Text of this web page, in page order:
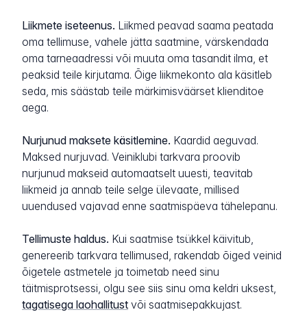
Liikmete iseteenus. Liikmed peavad saama peatada
oma tellimuse, vahele jätta saatmine, värskendada
oma tarneaadressi või muuta oma tasandit ilma, et
peaksid teile kirjutama. Õige liikmekonto ala käsitleb
seda, mis säästab teile märkimisväärset klienditoe
aega.
Nurjunud maksete käsitlemine. Kaardid aeguvad.
Maksed nurjuvad. Veiniklubi tarkvara proovib
nurjunud makseid automaatselt uuesti, teavitab
liikmeid ja annab teile selge ülevaate, millised
uuendused vajavad enne saatmispäeva tähelepanu.
Tellimuste haldus. Kui saatmise tsükkel käivitub,
genereerib tarkvara tellimused, rakendab õiged veinid
õigetele astmetele ja toimetab need sinu
täitmisprotsessi, olgu see siis sinu oma keldri uksest,
tagatisega laohallitust või saatmisepakkujast.